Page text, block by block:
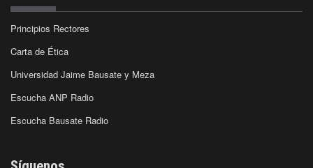
Principios Rectores
Carta de Ética
Universidad Jaime Bausate y Meza
Escucha ANP Radio
Escucha Bausate Radio